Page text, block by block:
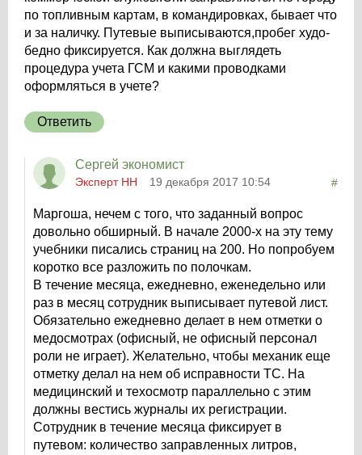
по топливным картам, в командировках, бывает что
и за наличку. Путевые выписываются,пробег худо-
бедно фиксируется. Как должна выглядеть
процедура учета ГСМ и какими проводками
оформляться в учете?
Ответить
Сергей экономист
Эксперт НН 19 декабря 2017 10:54 #
Маргоша, нечем с того, что заданный вопрос
довольно обширный. В начале 2000-х на эту тему
учебники писались страниц на 200. Но попробуем
коротко все разложить по полочкам.
В течение месяца, ежедневно, еженедельно или
раз в месяц сотрудник выписывает путевой лист.
Обязательно ежедневно делает в нем отметки о
медосмотрах (офисный, не офисный персонал
роли не играет). Желательно, чтобы механик еще
отметку делал на нем об исправности ТС. На
медицинский и техосмотр параллельно с этим
должны вестись журналы их регистрации.
Сотрудник в течение месяца фиксирует в
путевом: количество заправленных литров,